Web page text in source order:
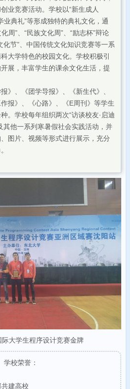
业竞赛活动。学校以“新生成人
业典礼”等形成独特的典礼文化，通
周”、“民族文化周”、“励志杯”辩论
化节”、中国传统文化知识竞赛等一系
大学特色的校园文化。学校积极引
展，丰富学生的课余文化生活，提
》、《团学导报》、《新生代》、
作报》、《心路》、《E周刊》等学生
。学校每年组织两次“访谈校友·启迪
其他一系列寒暑假社会实践活动，并
图片、视频等形式进行展示，充分
大学生程序设计竞赛金牌
学校荣誉：
建高校